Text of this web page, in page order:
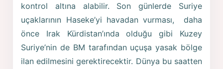
kontrol altına alabilir. Son günlerde Suriye
uçaklarının Haseke’yi havadan vurması, daha
önce Irak Kürdistan’ında olduğu gibi Kuzey
Suriye’nin de BM tarafından uçuşa yasak bölge
ilan edilmesini gerektirecektir. Dünya bu saatten